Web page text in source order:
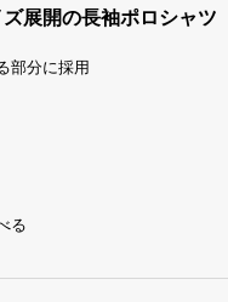
展開の長袖ポロシャツ
部分に採用
る